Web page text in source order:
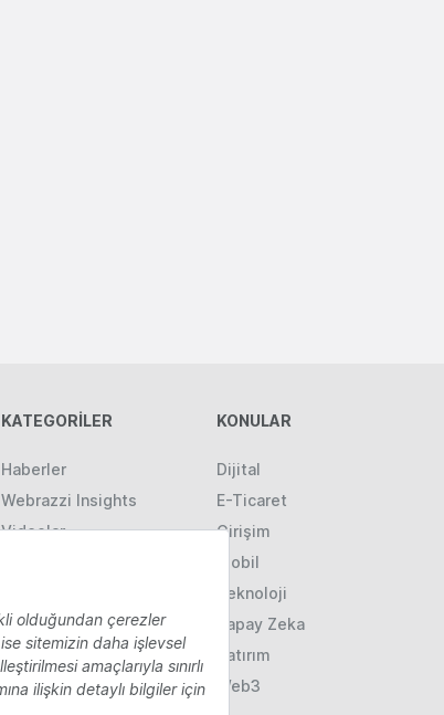
KATEGORILER
Haberler
Webrazzi Insights
Videolar
KONULAR
Dijital
E-Ticaret
Girişim
Mobil
Teknoloji
Yapay Zeka
Yatırım
Web3